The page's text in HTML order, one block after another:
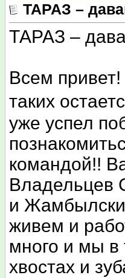
ТАРАЗ –
ТАРАЗ –
Всем
таких
уже успел
командой!!
Владельцев
и
живем и
много и мы в
хвостах и